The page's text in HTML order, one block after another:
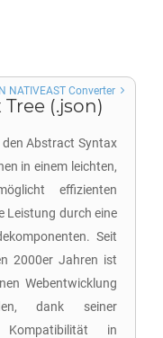
(.json)
den Abstract Syntax
in einem leichten,
effizienten
Leistung durch eine
Seit
2000er Jahren ist
Webentwicklung
dank seiner
in
NATIVEAST Converter